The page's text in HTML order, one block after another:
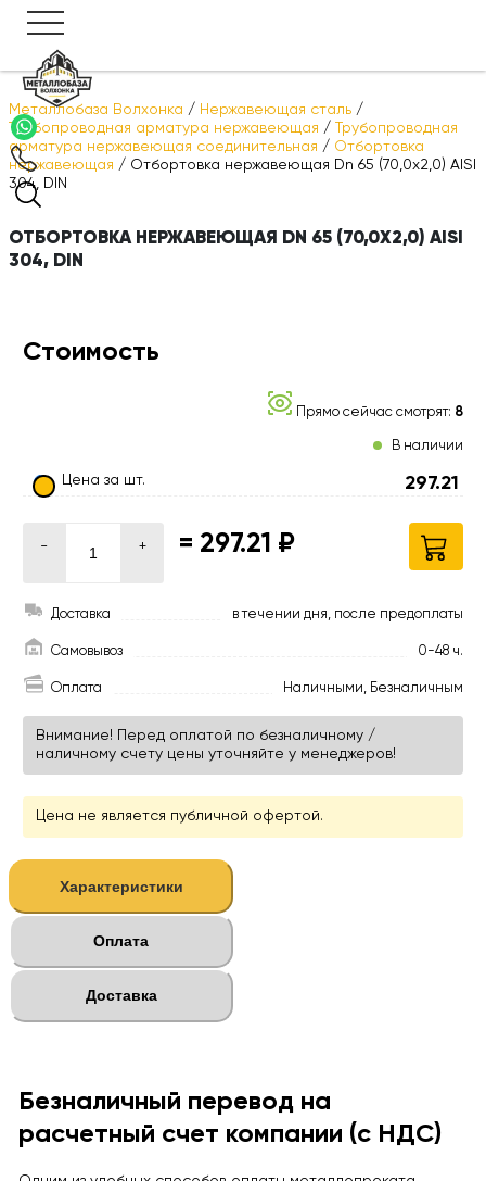
Металлобаза Волхонка / Нержавеющая сталь /
Трубопроводная арматура нержавеющая /
Трубопроводная
арматура нержавеющая соединительная / Отбортовка
нержавеющая / Отбортовка нержавеющая Dn 65 (70,0х2,0) AISI
304, DIN
ОТБОРТОВКА НЕРЖАВЕЮЩАЯ DN 65 (70,0Х2,0) AISI
304, DIN
Стоимость
Прямо сейчас смотрят: 8
В наличии
Цена за шт. 297.21
- + = 297.21 ₽
Доставка в течении дня, после предоплаты
Самовывоз 0-48 ч.
Оплата Наличными, Безналичным
Внимание! Перед оплатой по безналичному /
наличному счету цены уточняйте у менеджеров!
Цена не является публичной офертой.
Характеристики
Оплата
Доставка
Безналичный перевод на
расчетный счет компании (с НДС)